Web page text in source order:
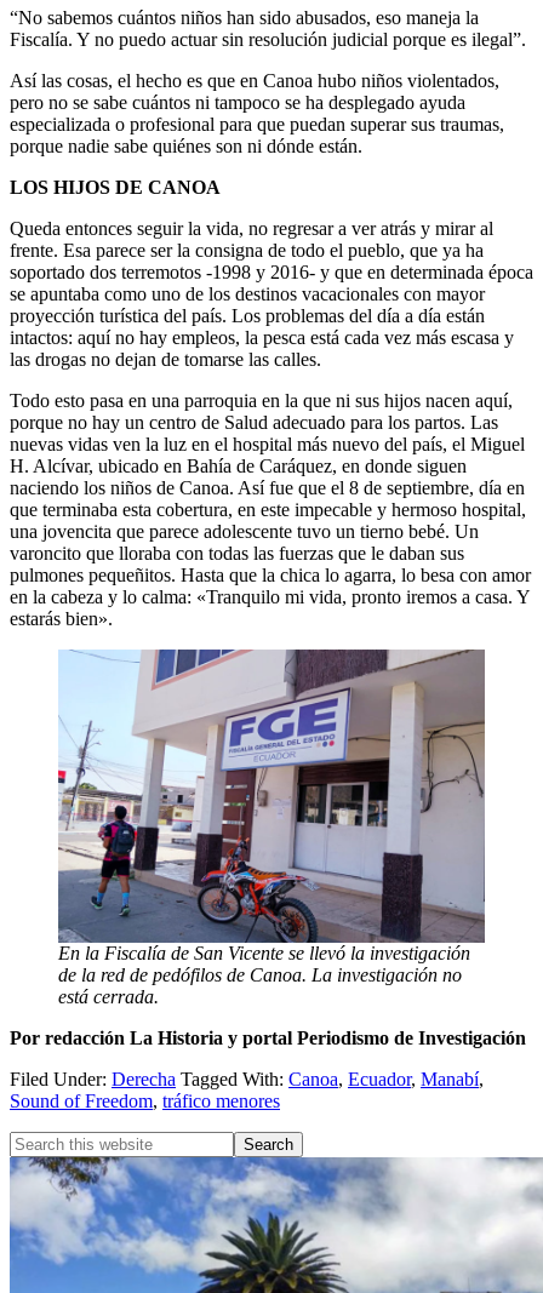
“No sabemos cuántos niños han sido abusados, eso maneja la
Fiscalía. Y no puedo actuar sin resolución judicial porque es ilegal”.
Así las cosas, el hecho es que en Canoa hubo niños violentados,
pero no se sabe cuántos ni tampoco se ha desplegado ayuda
especializada o profesional para que puedan superar sus traumas,
porque nadie sabe quiénes son ni dónde están.
LOS HIJOS DE CANOA
Queda entonces seguir la vida, no regresar a ver atrás y mirar al
frente. Esa parece ser la consigna de todo el pueblo, que ya ha
soportado dos terremotos -1998 y 2016- y que en determinada época
se apuntaba como uno de los destinos vacacionales con mayor
proyección turística del país. Los problemas del día a día están
intactos: aquí no hay empleos, la pesca está cada vez más escasa y
las drogas no dejan de tomarse las calles.
Todo esto pasa en una parroquia en la que ni sus hijos nacen aquí,
porque no hay un centro de Salud adecuado para los partos. Las
nuevas vidas ven la luz en el hospital más nuevo del país, el Miguel
H. Alcívar, ubicado en Bahía de Caráquez, en donde siguen
naciendo los niños de Canoa. Así fue que el 8 de septiembre, día en
que terminaba esta cobertura, en este impecable y hermoso hospital,
una jovencita que parece adolescente tuvo un tierno bebé. Un
varoncito que lloraba con todas las fuerzas que le daban sus
pulmones pequeñitos. Hasta que la chica lo agarra, lo besa con amor
en la cabeza y lo calma: «Tranquilo mi vida, pronto iremos a casa. Y
estarás bien».
En la Fiscalía de San Vicente se llevó la investigación
de la red de pedófilos de Canoa. La investigación no
está cerrada.
Por redacción La Historia y portal Periodismo de Investigación
Filed Under: Derecha Tagged With: Canoa, Ecuador, Manabí,
Sound of Freedom, tráfico menores